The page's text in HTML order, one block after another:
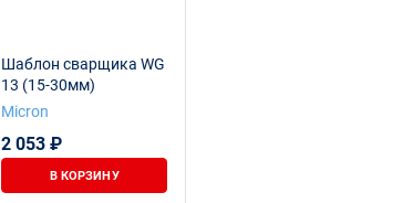
Шаблон сварщика WG
13 (15-30мм)
Micron
2 053 ₽
В КОРЗИНУ